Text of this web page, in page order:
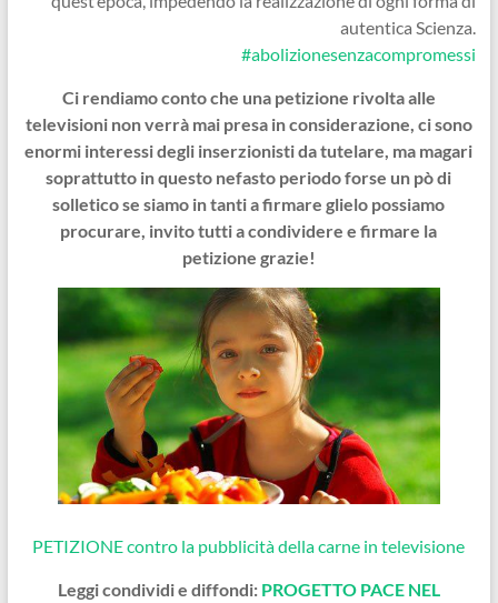
autentica Scienza.
#abolizionesenzacompromessi
Ci rendiamo conto che una petizione rivolta alle
televisioni non verrà mai presa in considerazione, ci sono
enormi interessi degli inserzionisti da tutelare, ma magari
soprattutto in questo nefasto periodo forse un pò di
solletico se siamo in tanti a firmare glielo possiamo
procurare, invito tutti a condividere e firmare la
petizione grazie!
PETIZIONE contro la pubblicità della carne in televisione
Leggi condividi e diffondi: PROGETTO PACE NEL